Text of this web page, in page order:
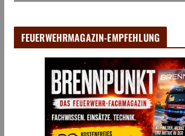
FEUERWEHRMAGAZIN-EMPFEHLUNG